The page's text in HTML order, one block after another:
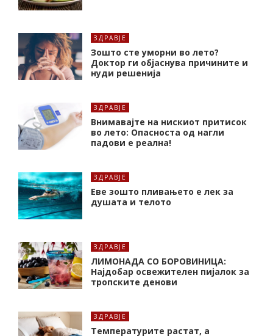
ЗДРАВЈЕ
Зошто сте уморни во лето?
Доктор ги објаснува причините и
нуди решенија
ЗДРАВЈЕ
Внимавајте на нискиот притисок
во лето: Опасноста од нагли
падови е реална!
ЗДРАВЈЕ
Еве зошто пливањето е лек за
душата и телото
ЗДРАВЈЕ
ЛИМОНАДА СО БОРОВИНИЦА:
Најдобар освежителен пијалок за
тропските денови
ЗДРАВЈЕ
Температурите растат, а